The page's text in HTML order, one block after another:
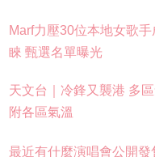
Marf力壓30位本地女歌
睞 甄選名單曝光
天文台｜冷鋒又襲港 多
附各區氣溫
最近有什麼演唱會公開發